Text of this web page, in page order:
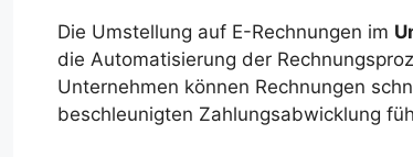
Die Umstellung auf E-Rechnungen im
die Automatisierung der
Unternehmen können Rechnungen
beschleunigten Zahlungsabwicklung